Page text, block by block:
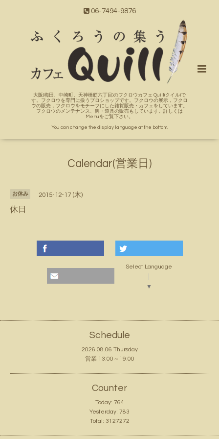
06-7494-9876
大阪(梅田、中崎町、天神橋筋六丁目)のフクロウカフェ Quill(クイル)で
す。フクロウを専門に扱うプロショップです。フクロウの展示，フクロ
ウの販売，フクロウをモチーフにした雑貨販売・カフェをしています。
フクロウのメンテナンス、餌・道具の販売もしています。詳しくは
Menuをご覧下さい。
You can change the display language at the bottom.
Calendar(営業日)
お休み 2015-12-17 (木)
休日
Select Language
▼
Schedule
2026.08.06 Thursday
営業 13:00～19:00
Counter
Today: 764
Yesterday: 783
Total: 3127272